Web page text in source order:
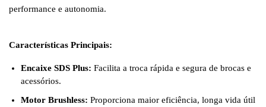
performance e autonomia.
Características Principais:
Encaixe SDS Plus: Facilita a troca rápida e segura de brocas e
acessórios.
Motor Brushless: Proporciona maior eficiência, longa vida útil